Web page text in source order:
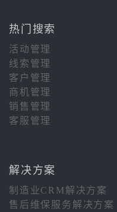
热门搜索
活动管理
线索管理
客户管理
商机管理
销售管理
客服管理
解决方案
制造业CRM解决方案
售后维保服务解决方案